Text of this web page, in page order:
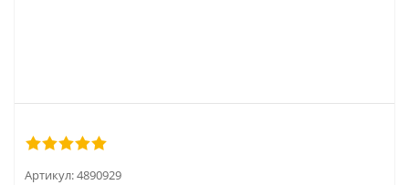
Артикул:4890929